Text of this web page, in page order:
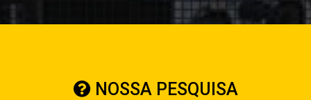
NOSSA PESQUISA